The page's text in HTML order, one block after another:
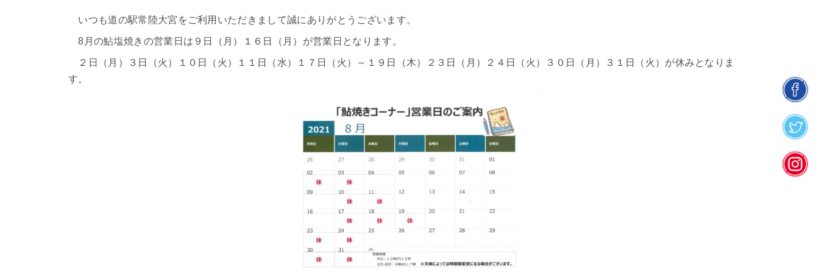
いつも道の駅常陸大宮をご利用いただきまして誠にありがとうございます。
8月の鮎塩焼きの営業日は９日（月）１６日（月）が営業日となります。
２日（月）３日（火）１０日（火）１１日（水）１７日（火）～１９日（木）２３日（月）２４日（火）３０日（月）３１日（火）が休みとなりま
す。